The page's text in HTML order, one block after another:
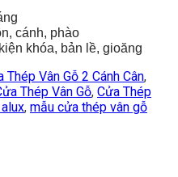
cánh, phào
khóa, bản lề, gioăng
Thép Vân Gỗ 2 Cánh Cân,
Thép Vân Gỗ, Cửa Thép
, mẫu cửa thép vân gỗ